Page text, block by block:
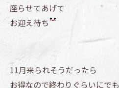
座らせてあげて
お迎え待ち
11月来られそうだったら
お得なので終わりぐらいにでも